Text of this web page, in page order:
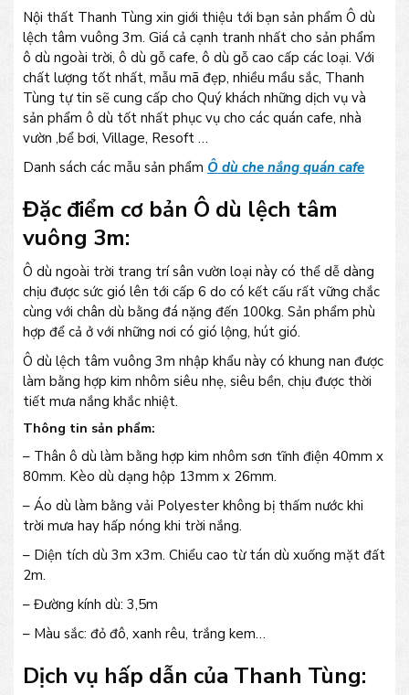
Nội thất Thanh Tùng xin giới thiệu tới bạn sản phẩm Ô dù
lệch tâm vuông 3m. Giá cả cạnh tranh nhất cho sản phẩm
ô dù ngoài trời, ô dù gỗ cafe, ô dù gỗ cao cấp các loại. Với
chất lượng tốt nhất, mẫu mã đẹp, nhiều mầu sắc, Thanh
Tùng tự tin sẽ cung cấp cho Quý khách những dịch vụ và
sản phẩm ô dù tốt nhất phục vụ cho các quán cafe, nhà
vườn ,bể bơi, Village, Resoft …
Danh sách các mẫu sản phẩm Ô dù che nắng quán cafe
Đặc điểm cơ bản Ô dù lệch tâm
vuông 3m:
Ô dù ngoài trời trang trí sân vườn loại này có thể dễ dàng
chịu được sức gió lên tới cấp 6 do có kết cấu rất vững chắc
cùng với chân dù bằng đá nặng đến 100kg. Sản phẩm phù
hợp để cả ở với những nơi có gió lộng, hút gió.
Ô dù lệch tâm vuông 3m nhập khẩu này có khung nan được
làm bằng hợp kim nhôm siêu nhẹ, siêu bền, chịu được thời
tiết mưa nắng khắc nhiệt.
Thông tin sản phẩm:
– Thân ô dù làm bằng hợp kim nhôm sơn tĩnh điện 40mm x
80mm. Kèo dù dạng hộp 13mm x 26mm.
– Áo dù làm bằng vải Polyester không bị thấm nước khi
trời mưa hay hấp nóng khi trời nắng.
– Diện tích dù 3m x3m. Chiểu cao từ tán dù xuống mặt đất
2m.
– Đường kính dù: 3,5m
– Màu sắc: đỏ đô, xanh rêu, trắng kem…
Dịch vụ hấp dẫn của Thanh Tùng: